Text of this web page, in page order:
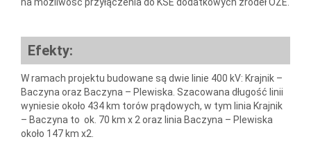
na możliwość przyłączenia do KSE dodatkowych źródeł OZE.
Efekty:
W ramach projektu budowane są dwie linie 400 kV: Krajnik –
Baczyna oraz Baczyna – Plewiska. Szacowana długość linii
wyniesie około 434 km torów prądowych, w tym linia Krajnik
– Baczyna to ok. 70 km x 2 oraz linia Baczyna – Plewiska
około 147 km x2.